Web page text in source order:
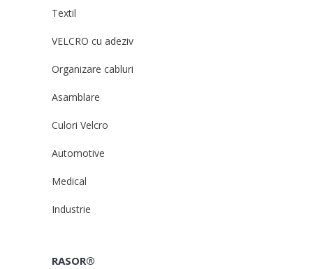
Textil
VELCRO cu adeziv
Organizare cabluri
Asamblare
Culori Velcro
Automotive
Medical
Industrie
RASOR®